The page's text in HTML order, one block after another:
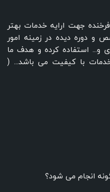
جهت ارایه خدمات بهتر
و دوره دیده در زمینه امور
و... استفاده کرده و هدف ما
با کیفیت می باشد... (
انجام می شود؟